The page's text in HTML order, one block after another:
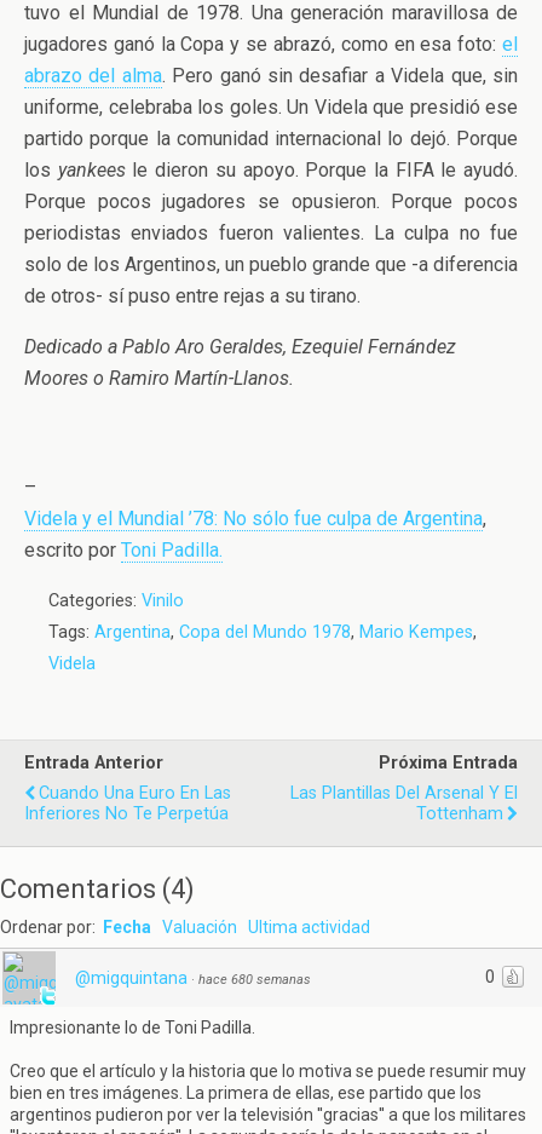
tuvo el Mundial de 1978. Una generación maravillosa de
jugadores ganó la Copa y se abrazó, como en esa foto: el
abrazo del alma. Pero ganó sin desafiar a Videla que, sin
uniforme, celebraba los goles. Un Videla que presidió ese
partido porque la comunidad internacional lo dejó. Porque
los yankeesle dieron su apoyo. Porque la FIFA le ayudó.
Porque pocos jugadores se opusieron. Porque pocos
periodistas enviados fueron valientes. La culpa no fue
solo de los Argentinos, un pueblo grande que -a diferencia
de otros- sí puso entre rejas a su tirano.
Dedicado a Pablo Aro Geraldes, Ezequiel Fernández
Moores o Ramiro Martín-Llanos.
–
Videla y el Mundial ’78: No sólo fue culpa de Argentina,
escrito por Toni Padilla.
Categories: Vinilo
Tags: Argentina, Copa del Mundo 1978, Mario Kempes,
Videla
Entrada Anterior
Cuando Una Euro En Las
Inferiores No Te Perpetúa
Próxima Entrada
Las Plantillas Del Arsenal Y El
Tottenham
Comentarios (4)
Ordenar por: Fecha Valuación Ultima actividad
0
@migquintana · hace 680 semanas
Impresionante lo de Toni Padilla.
Creo que el artículo y la historia que lo motiva se puede resumir muy
bien en tres imágenes. La primera de ellas, ese partido que los
argentinos pudieron por ver la televisión ''gracias'' a que los militares